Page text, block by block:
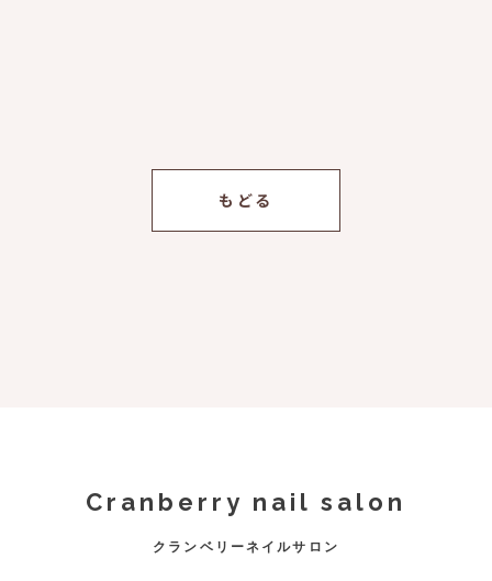
もどる
Cranberry nail salon
クランベリーネイルサロン